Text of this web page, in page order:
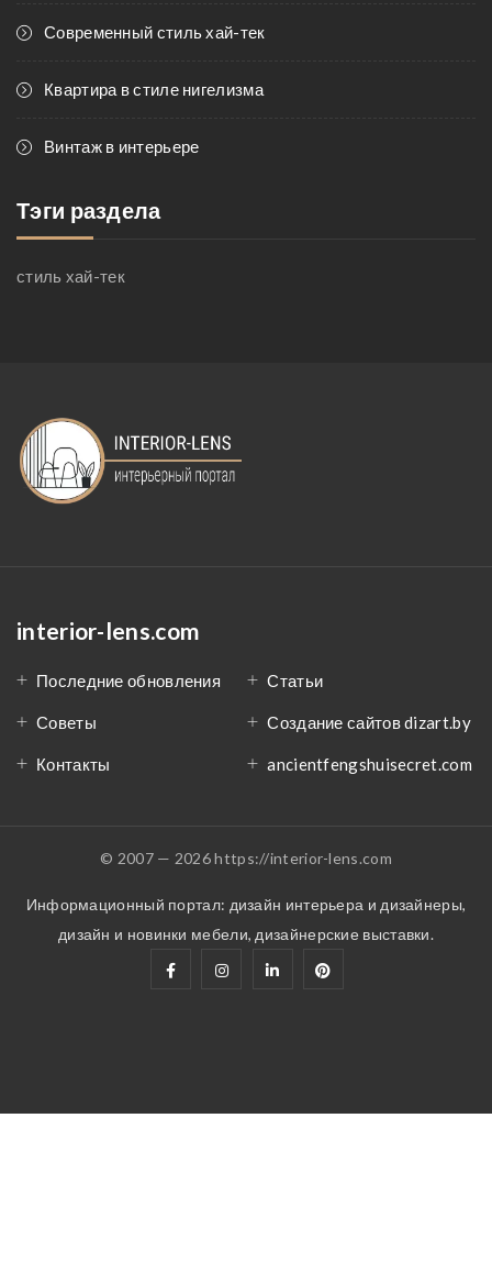
Современный стиль хай-тек
Квартира в стиле нигелизма
Винтаж в интерьере
Тэги раздела
стиль хай-тек
interior-lens.com
Последние обновления Статьи
Советы Создание сайтов dizart.by
Контакты ancientfengshuisecret.com
© 2007 — 2026 https://interior-lens.com
Информационный портал: дизайн интерьера и дизайнеры,
дизайн и новинки мебели, дизайнерские выставки.